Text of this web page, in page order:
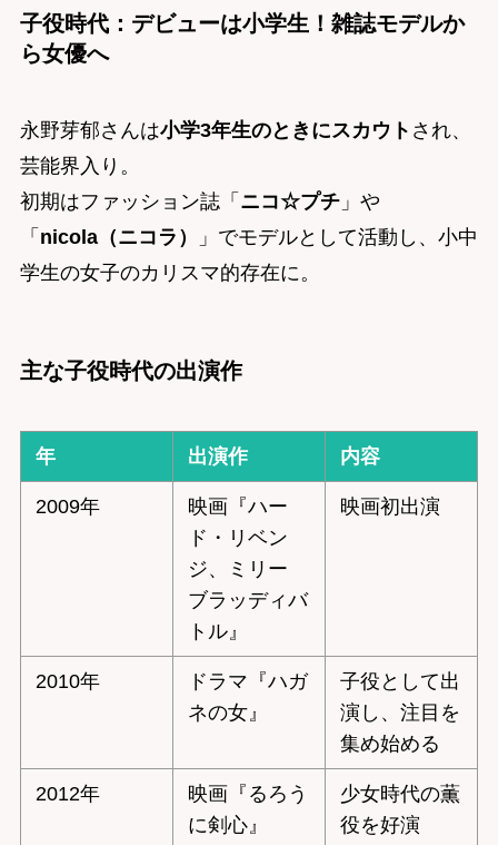
子役時代：デビューは小学生！雑誌モデルか
ら女優へ
永野芽郁さんは小学3年生のときにスカウト され、
芸能界入り。
初期はファッション誌「 ニコ☆プチ」や
「 nicola（ニコラ）
」でモデルとして活動し、小中
学生の女子のカリスマ的存在に。
主な子役時代の出演作
年 出演作 内容
2009年
映画『ハー
ド・リベン
ジ、ミリー
ブラッディバ
トル』
映画初出演
2010年
ドラマ『ハガ
ネの女』
子役として出
演し、注目を
集め始める
2012年
映画『るろう
に剣心』
少女時代の薫
役を好演